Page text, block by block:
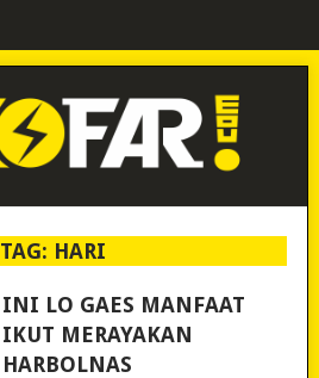
TAG: HARI
INI LO GAES MANFAAT
IKUT MERAYAKAN
HARBOLNAS